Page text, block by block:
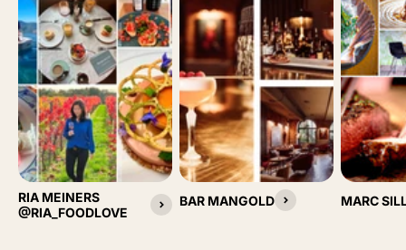
RIA MEINERS
@RIA_FOODLOVE
BAR MANGOLD MARC